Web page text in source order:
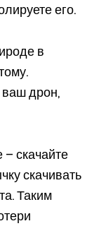
его.
в
ваш дрон,
скачайте
скачивать
Таким